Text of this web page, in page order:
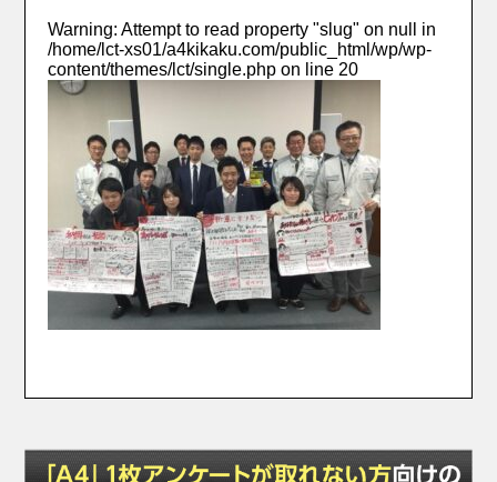
Warning: Attempt to read property "slug" on null in
/home/lct-xs01/a4kikaku.com/public_html/wp/wp-
content/themes/lct/single.php on line 20